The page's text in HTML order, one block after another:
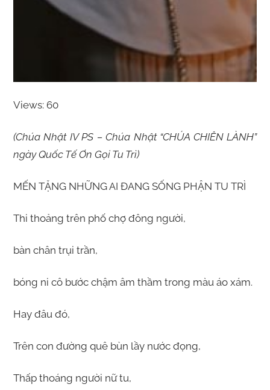
Views: 60
(Chúa Nhật IV PS – Chúa Nhật “CHÚA CHIÊN LÀNH”
ngày Quốc Tế Ơn Gọi Tu Trì)
MẾN TẶNG NHỮNG AI ĐANG SỐNG PHẬN TU TRÌ
Thi thoảng trên phố chợ đông người,
bàn chân trụi trần,
bóng ni cô bước chậm âm thầm trong màu áo xám.
Hay đâu đó,
Trên con đường quê bùn lầy nước đọng,
Thấp thoáng người nữ tu,